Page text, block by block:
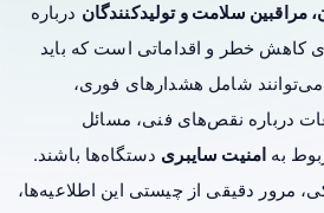
مراقبین سلامت و تولیدکنندگان درباره
کاهش خطر و اقداماتی است که باید
می‌توانند شامل هشدارهای فوری،
درباره نقص‌های فنی، مسائل
به امنیت سایبری دستگاه‌ها باشند.
مرور دقیقی از چیستی این اطلاعیه‌ها،